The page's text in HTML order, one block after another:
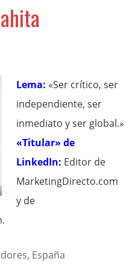
Lema: «Ser crítico, ser
independiente, ser
inmediato y ser global.»
«Titular» de
LinkedIn: Editor de
MarketingDirecto.com
y de
España